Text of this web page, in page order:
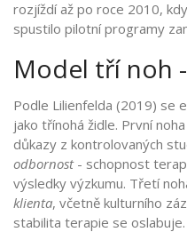
rozjíždí až po roce 2010,
spustilo pilotní programy
Model tří noh
Podle Lilienfelda (2019) se
jako třínohá židle. První
důkazy z kontrolovaných
odbornost- schopnost
výsledky výzkumu. Třetí
klienta, včetně kulturního
stabilita terapie se oslabuje.